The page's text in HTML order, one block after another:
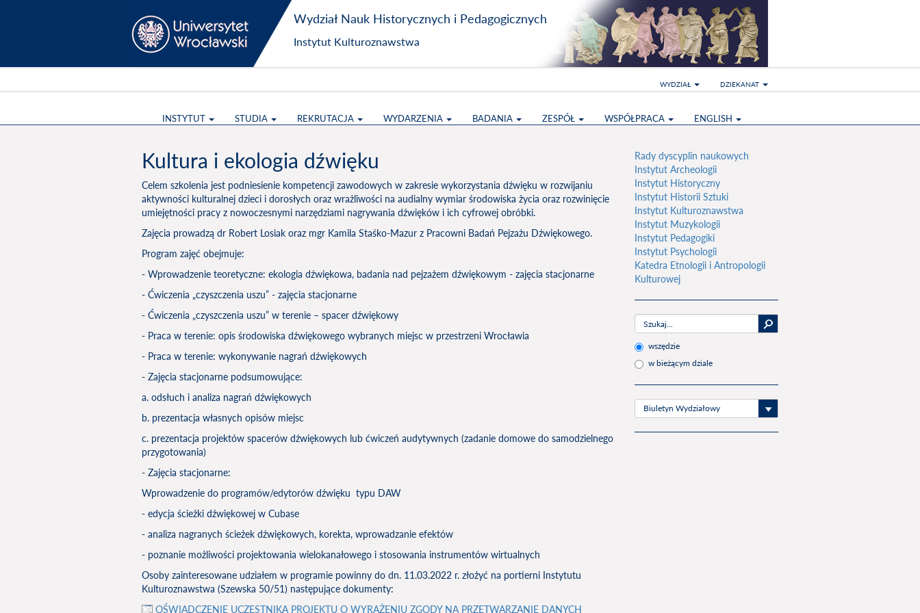
Wydział Nauk Historycznych i Pedagogicznych
Instytut Kulturoznawstwa
INSTYTUT STUDIA REKRUTACJA WYDARZENIA BADANIA ZESPÓŁ WSPÓŁPRACA ENGLISH
WYDZIAŁ DZIEKANAT
Kultura i ekologia dźwięku
Celem szkolenia jest podniesienie kompetencji zawodowych w zakresie wykorzystania dźwięku w rozwijaniu
aktywności kulturalnej dzieci i dorosłych oraz wrażliwości na audialny wymiar środowiska życia oraz rozwinięcie
umiejętności pracy z nowoczesnymi narzędziami nagrywania dźwięków i ich cyfrowej obróbki.
Zajęcia prowadzą dr Robert Losiak oraz mgr Kamila Staśko-Mazur z Pracowni Badań Pejzażu Dźwiękowego.
Program zajęć obejmuje:
- Wprowadzenie teoretyczne: ekologia dźwiękowa, badania nad pejzażem dźwiękowym - zajęcia stacjonarne
- Ćwiczenia „czyszczenia uszu” - zajęcia stacjonarne
- Ćwiczenia „czyszczenia uszu” w terenie – spacer dźwiękowy
- Praca w terenie: opis środowiska dźwiękowego wybranych miejsc w przestrzeni Wrocławia
- Praca w terenie: wykonywanie nagrań dźwiękowych
- Zajęcia stacjonarne podsumowujące:
a. odsłuch i analiza nagrań dźwiękowych
b. prezentacja własnych opisów miejsc
c. prezentacja projektów spacerów dźwiękowych lub ćwiczeń audytywnych (zadanie domowe do samodzielnego
przygotowania)
- Zajęcia stacjonarne:
Wprowadzenie do programów/edytorów dźwięku typu DAW
- edycja ścieżki dźwiękowej w Cubase
- analiza nagranych ścieżek dźwiękowych, korekta, wprowadzanie efektów
- poznanie możliwości projektowania wielokanałowego i stosowania instrumentów wirtualnych
Osoby zainteresowane udziałem w programie powinny do dn. 11.03.2022 r. złożyć na portierni Instytutu
Kulturoznawstwa (Szewska 50/51) następujące dokumenty:
OŚWIADCZENIE UCZESTNIKA PROJEKTU O WYRAŻENIU ZGODY NA PRZETWARZANIE DANYCH
Rady dyscyplin naukowych
Instytut Archeologii
Instytut Historyczny
Instytut Historii Sztuki
Instytut Kulturoznawstwa
Instytut Muzykologii
Instytut Pedagogiki
Instytut Psychologii
Katedra Etnologii i Antropologii
Kulturowej
wszędzie
w bieżącym dziale
Biuletyn Wydziałowy